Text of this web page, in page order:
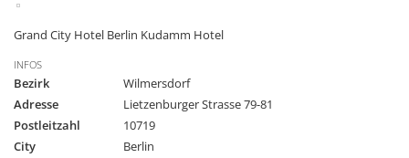
Grand City Hotel Berlin Kudamm Hotel
INFOS
Bezirk
Wilmersdorf
Adresse
Lietzenburger Strasse 79-81
Postleitzahl
10719
City
Berlin